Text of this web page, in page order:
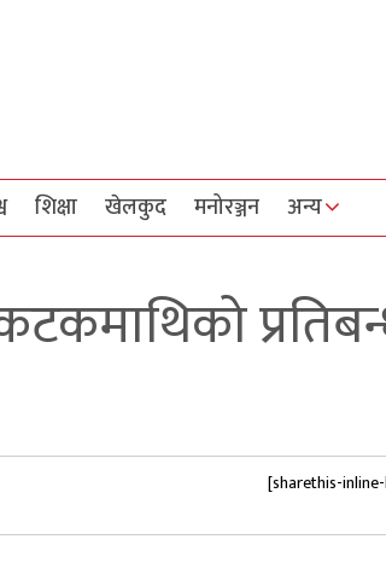
शिक्षा खेलकुद मनोरञ्जन अन्य
[sharethis-